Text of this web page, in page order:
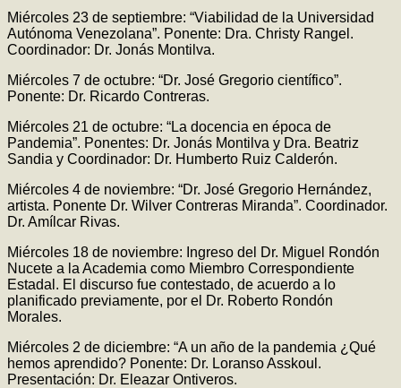
Miércoles 23 de septiembre: “Viabilidad de la Universidad
Autónoma Venezolana”. Ponente: Dra. Christy Rangel.
Coordinador: Dr. Jonás Montilva.
Miércoles 7 de octubre: “Dr. José Gregorio científico”.
Ponente: Dr. Ricardo Contreras.
Miércoles 21 de octubre: “La docencia en época de
Pandemia”. Ponentes: Dr. Jonás Montilva y Dra. Beatriz
Sandia y Coordinador: Dr. Humberto Ruiz Calderón.
Miércoles 4 de noviembre: “Dr. José Gregorio Hernández,
artista. Ponente Dr. Wilver Contreras Miranda”. Coordinador.
Dr. Amílcar Rivas.
Miércoles 18 de noviembre: Ingreso del Dr. Miguel Rondón
Nucete a la Academia como Miembro Correspondiente
Estadal. El discurso fue contestado, de acuerdo a lo
planificado previamente, por el Dr. Roberto Rondón
Morales.
Miércoles 2 de diciembre: “A un año de la pandemia ¿Qué
hemos aprendido? Ponente: Dr. Loranso Asskoul.
Presentación: Dr. Eleazar Ontiveros.